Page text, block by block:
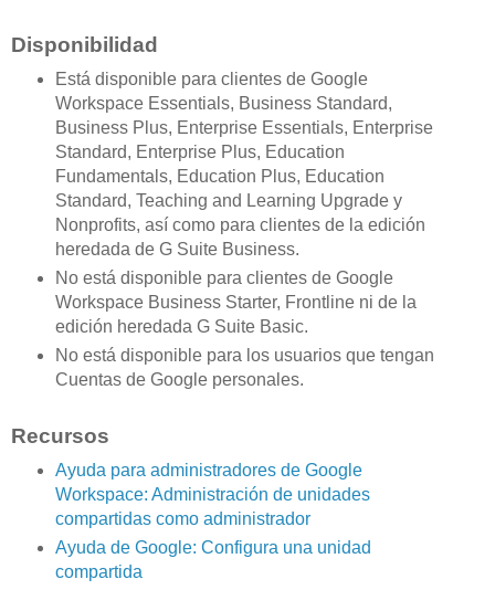
Disponibilidad
Está disponible para clientes de Google
Workspace Essentials, Business Standard,
Business Plus, Enterprise Essentials, Enterprise
Standard, Enterprise Plus, Education
Fundamentals, Education Plus, Education
Standard, Teaching and Learning Upgrade y
Nonprofits, así como para clientes de la edición
heredada de G Suite Business.
No está disponible para clientes de Google
Workspace Business Starter, Frontline ni de la
edición heredada G Suite Basic.
No está disponible para los usuarios que tengan
Cuentas de Google personales.
Recursos
Ayuda para administradores de Google
Workspace: Administración de unidades
compartidas como administrador
Ayuda de Google: Configura una unidad
compartida